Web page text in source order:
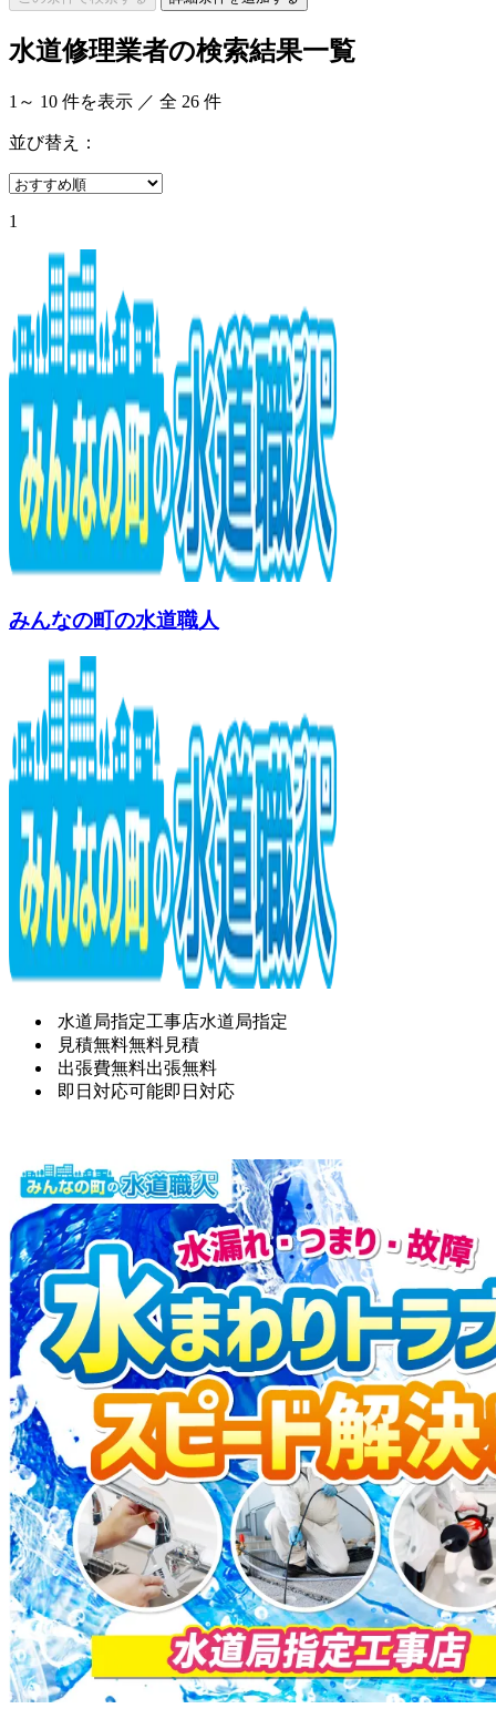
水道修理業者の検索結果一覧
1 ～ 10 件を表示 ／ 全 26 件
並び替え：
1
みんなの町の水道職人
水道局指定工事店水道局指定
見積無料無料見積
出張費無料出張無料
即日対応可能即日対応